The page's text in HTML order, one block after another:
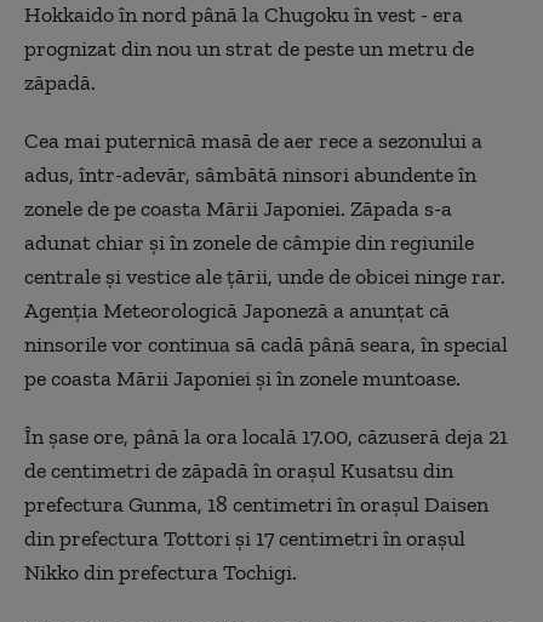
Hokkaido în nord până la Chugoku în vest - era
prognizat din nou un strat de peste un metru de
zăpadă.
Cea mai puternică masă de aer rece a sezonului a
adus, într-adevăr, sâmbătă ninsori abundente în
zonele de pe coasta Mării Japoniei. Zăpada s-a
adunat chiar şi în zonele de câmpie din regiunile
centrale şi vestice ale ţării, unde de obicei ninge rar.
Agenţia Meteorologică Japoneză a anunţat că
ninsorile vor continua să cadă până seara, în special
pe coasta Mării Japoniei şi în zonele muntoase.
În şase ore, până la ora locală 17.00, căzuseră deja 21
de centimetri de zăpadă în oraşul Kusatsu din
prefectura Gunma, 18 centimetri în oraşul Daisen
din prefectura Tottori şi 17 centimetri în oraşul
Nikko din prefectura Tochigi.